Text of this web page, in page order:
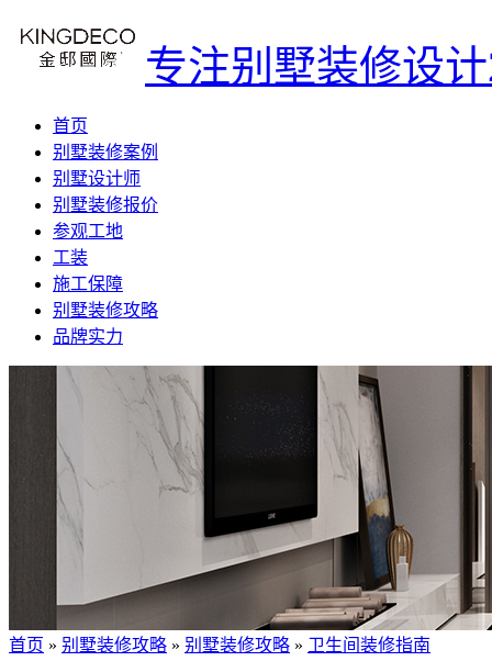
专注别墅装修设
首页
别墅装修案例
别墅设计师
别墅装修报价
参观工地
工装
施工保障
别墅装修攻略
品牌实力
首页 » 别墅装修攻略 » 别墅装修攻略 » 卫生间装修指南